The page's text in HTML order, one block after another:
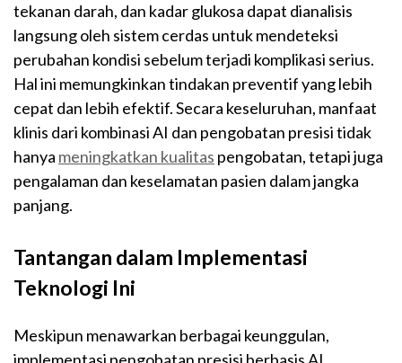
tekanan darah, dan kadar glukosa dapat dianalisis
langsung oleh sistem cerdas untuk mendeteksi
perubahan kondisi sebelum terjadi komplikasi serius.
Hal ini memungkinkan tindakan preventif yang lebih
cepat dan lebih efektif. Secara keseluruhan, manfaat
klinis dari kombinasi AI dan pengobatan presisi tidak
hanya meningkatkan kualitas pengobatan, tetapi juga
pengalaman dan keselamatan pasien dalam jangka
panjang.
Tantangan dalam Implementasi
Teknologi Ini
Meskipun menawarkan berbagai keunggulan,